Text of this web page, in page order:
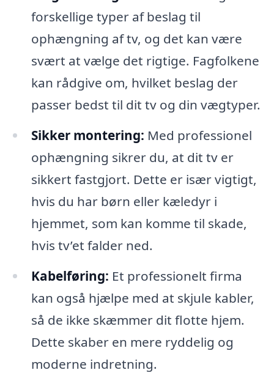
forskellige typer af beslag til
ophængning af tv, og det kan være
svært at vælge det rigtige. Fagfolkene
kan rådgive om, hvilket beslag der
passer bedst til dit tv og din vægtyper.
Sikker montering: Med professionel
ophængning sikrer du, at dit tv er
sikkert fastgjort. Dette er især vigtigt,
hvis du har børn eller kæledyr i
hjemmet, som kan komme til skade,
hvis tv’et falder ned.
Kabelføring: Et professionelt firma
kan også hjælpe med at skjule kabler,
så de ikke skæmmer dit flotte hjem.
Dette skaber en mere ryddelig og
moderne indretning.